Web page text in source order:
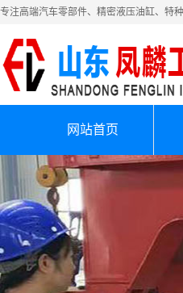
专注高端汽车零部件、精密液压油缸、特
网站首页